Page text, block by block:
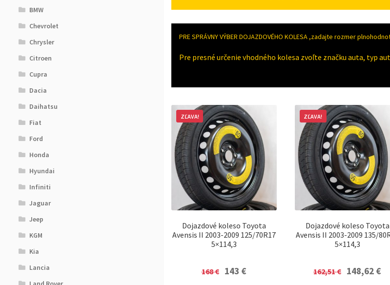
BMW
Chevrolet
Chrysler
Citroen
Cupra
Dacia
Daihatsu
Fiat
Ford
Honda
Hyundai
Infiniti
Jaguar
Jeep
KGM
Kia
Lancia
PRE SPRÁVNY VÝBER DOJAZDOVÉHO KOLESA ,zadajte rozmer
Pre presné určenie vhodného kolesa zvoľte značku auta, typ
Dojazdové koleso Toyota
Avensis II 2003-2009 125/70R17
5×114,3
ZĽAVA!
168€
Original
143 €
Dojazdové koleso Toyota
Avensis II 2003-2009 135/
5×114,3
ZĽAVA!
162,51€
Original
148,62 €